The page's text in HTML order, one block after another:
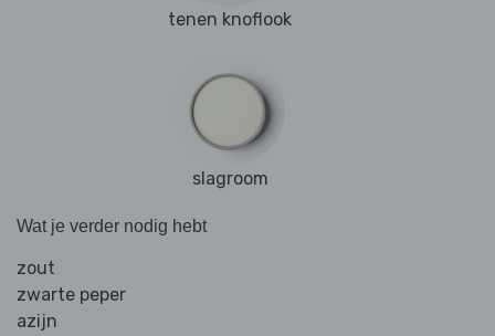
tenen knoflook
slagroom
Wat je verder nodig hebt
zout
zwarte peper
azijn